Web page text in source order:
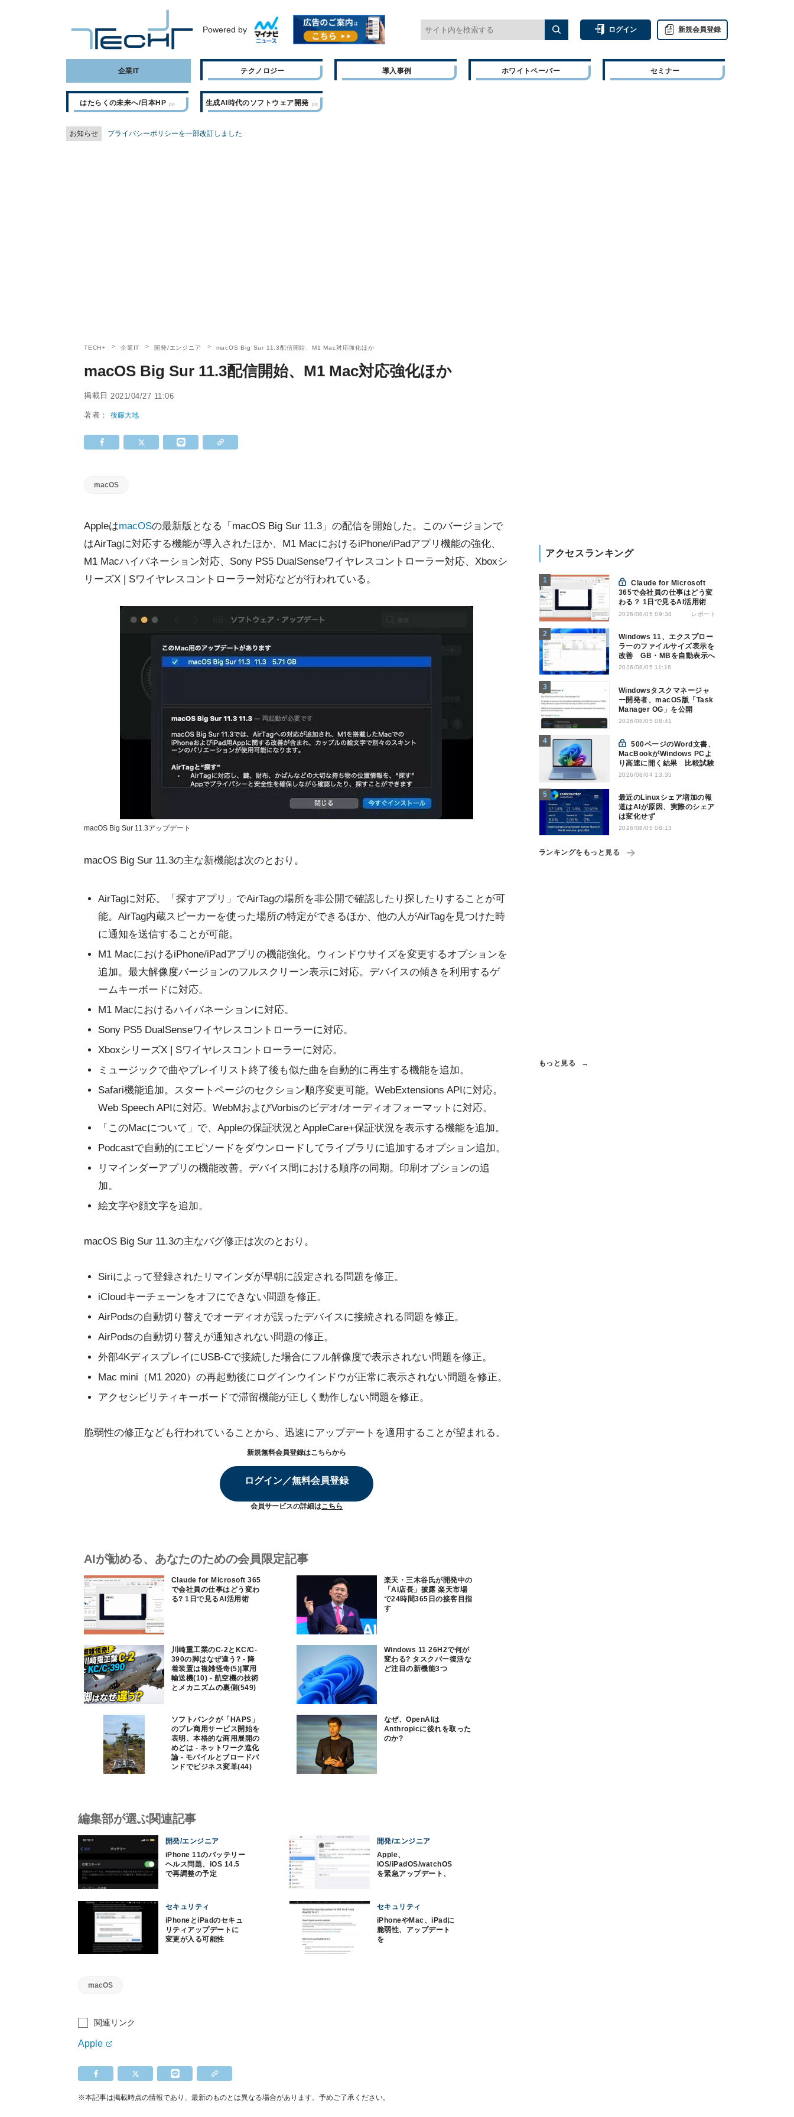
Powered by ログイン 新規会員登録
企業IT テクノロジー 導入事例 ホワイトペーパー セミナー
はたらくの未来へ/日本HP 生成AI時代のソフトウェア開発
お知らせ プライバシーポリシーを一部改訂しました
TECH+ 企業IT 開発/エンジニア macOS Big Sur 11.3配信開始、M1 Mac対応強化ほか
macOS Big Sur 11.3配信開始、M1 Mac対応強化ほか
掲載日 2021/04/27 11:06
著者：後藤大地
macOS
AppleはmacOSの最新版となる「macOS Big Sur 11.3」の配信を開始した。このバージョンで
はAirTagに対応する機能が導入されたほか、M1 MacにおけるiPhone/iPadアプリ機能の強化、
M1 Macハイバネーション対応、Sony PS5 DualSenseワイヤレスコントローラー対応、Xboxシ
リーズX | Sワイヤレスコントローラー対応などが行われている。
macOS Big Sur 11.3アップデート
macOS Big Sur 11.3の主な新機能は次のとおり。
AirTagに対応。「探すアプリ」でAirTagの場所を非公開で確認したり探したりすることが可
能。AirTag内蔵スピーカーを使った場所の特定ができるほか、他の人がAirTagを見つけた時
に通知を送信することが可能。
M1 MacにおけるiPhone/iPadアプリの機能強化。ウィンドウサイズを変更するオプションを
追加。最大解像度バージョンのフルスクリーン表示に対応。デバイスの傾きを利用するゲ
ームキーボードに対応。
M1 Macにおけるハイバネーションに対応。
Sony PS5 DualSenseワイヤレスコントローラーに対応。
XboxシリーズX | Sワイヤレスコントローラーに対応。
ミュージックで曲やプレイリスト終了後も似た曲を自動的に再生する機能を追加。
Safari機能追加。スタートページのセクション順序変更可能。WebExtensions APIに対応。
Web Speech APIに対応。WebMおよびVorbisのビデオ/オーディオフォーマットに対応。
「このMacについて」で、Appleの保証状況とAppleCare+保証状況を表示する機能を追加。
Podcastで自動的にエピソードをダウンロードしてライブラリに追加するオプション追加。
リマインダーアプリの機能改善。デバイス間における順序の同期。印刷オプションの追
加。
絵文字や顔文字を追加。
macOS Big Sur 11.3の主なバグ修正は次のとおり。
Siriによって登録されたリマインダが早朝に設定される問題を修正。
iCloudキーチェーンをオフにできない問題を修正。
AirPodsの自動切り替えでオーディオが誤ったデバイスに接続される問題を修正。
AirPodsの自動切り替えが通知されない問題の修正。
外部4KディスプレイにUSB-Cで接続した場合にフル解像度で表示されない問題を修正。
Mac mini（M1 2020）の再起動後にログインウインドウが正常に表示されない問題を修正。
アクセシビリティキーボードで滞留機能が正しく動作しない問題を修正。
脆弱性の修正なども行われていることから、迅速にアップデートを適用することが望まれる。
新規無料会員登録はこちらから
ログイン／無料会員登録
会員サービスの詳細はこちら
AIが勧める、あなたのための会員限定記事
Claude for Microsoft 365
で会社員の仕事はどう変わ
る? 1日で見るAI活用術
楽天・三木谷氏が開発中の
「AI店長」披露 楽天市場
で24時間365日の接客目指
す
川崎重工業のC-2とKC/C-
390の脚はなぜ違う? - 降
着装置は複雑怪奇(5)|軍用
輸送機(10) - 航空機の技術
とメカニズムの裏側(549)
Windows 11 26H2で何が
変わる? タスクバー復活な
ど注目の新機能3つ
ソフトバンクが「HAPS」
のプレ商用サービス開始を
表明、本格的な商用展開の
めどは - ネットワーク進化
論 - モバイルとブロードバ
ンドでビジネス変革(44)
なぜ、OpenAIは
Anthropicに後れを取った
のか?
アクセスランキング
Claude for Microsoft
365で会社員の仕事はどう変
わる？ 1日で見るAI活用術
2026/08/05 09:34 レポート
Windows 11、エクスプロー
ラーのファイルサイズ表示を
改善 GB・MBを自動表示へ
2026/08/05 11:16
Windowsタスクマネージャ
ー開発者、macOS版「Task
Manager OG」を公開
2026/08/05 08:41
500ページのWord文書、
MacBookがWindows PCよ
り高速に開く結果 比較試験
2026/08/04 13:35
最近のLinuxシェア増加の報
道はAIが原因、実際のシェア
は変化せず
2026/08/05 08:13
ランキングをもっと見る
もっと見る
編集部が選ぶ関連記事
開発/エンジニア
iPhone 11のバッテリー
ヘルス問題、iOS 14.5
で再調整の予定
開発/エンジニア
Apple、
iOS/iPadOS/watchOS
を緊急アップデート、
セキュリティ
iPhoneとiPadのセキュ
リティアップデートに
変更が入る可能性
セキュリティ
iPhoneやMac、iPadに
脆弱性、アップデート
を
macOS
関連リンク
Apple
※本記事は掲載時点の情報であり、最新のものとは異なる場合があります。予めご了承ください。